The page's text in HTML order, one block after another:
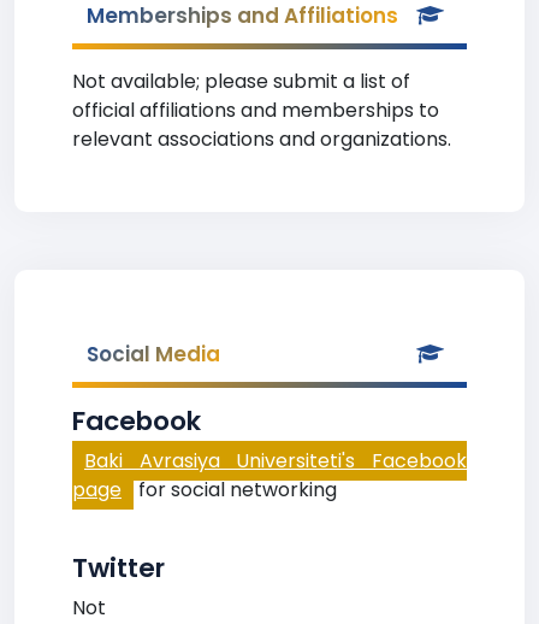
Memberships and Affiliations
Not available; please submit a list of
official affiliations and memberships to
relevant associations and organizations.
Social Media
Facebook
Baki Avrasiya Universiteti's Facebook
page for social networking
Twitter
Not